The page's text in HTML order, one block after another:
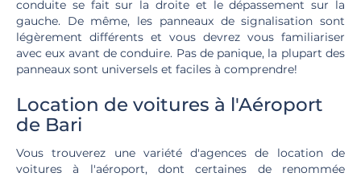
conduite se fait sur la droite et le dépassement sur la
gauche. De même, les panneaux de signalisation sont
légèrement différents et vous devrez vous familiariser
avec eux avant de conduire. Pas de panique, la plupart des
panneaux sont universels et faciles à comprendre!
Location de voitures à l'Aéroport
de Bari
Vous trouverez une variété d'agences de location de
voitures à l'aéroport, dont certaines de renommée